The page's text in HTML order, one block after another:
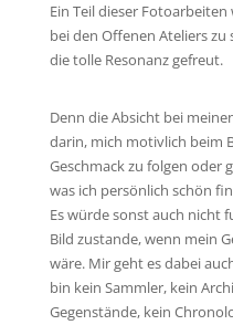
Ein Teil dieser
bei den Offenen Ateliers zu
die tolle Resonanz gefreut.
Denn die Absicht bei
darin, mich motivlich beim
Geschmack zu folgen oder
was ich persönlich schön
Es würde sonst auch nicht
Bild zustande, wenn mein
wäre. Mir geht es dabei
bin kein Sammler, kein
Gegenstände, kein